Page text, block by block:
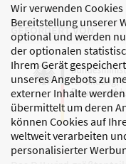
Wir verwenden
Bereitstellung unserer
optional und werden
der optionalen
Ihrem Gerät
unseres Angebots zu
externer Inhalte
übermittelt um deren
können Cookies auf
weltweit verarbeiten
personalisierter
GEFÖRDERT VON